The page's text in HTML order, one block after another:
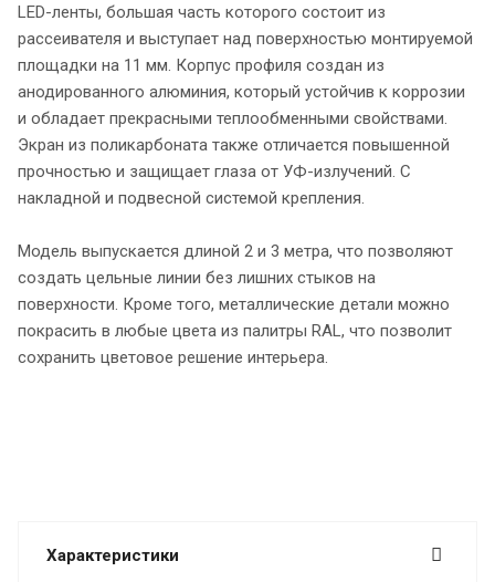
LED-ленты, большая часть которого состоит из
рассеивателя и выступает над поверхностью монтируемой
площадки на 11 мм. Корпус профиля создан из
анодированного алюминия, который устойчив к коррозии
и обладает прекрасными теплообменными свойствами.
Экран из поликарбоната также отличается повышенной
прочностью и защищает глаза от УФ-излучений. С
накладной и подвесной системой крепления.
Модель выпускается длиной 2 и 3 метра, что позволяют
создать цельные линии без лишних стыков на
поверхности. Кроме того, металлические детали можно
покрасить в любые цвета из палитры RAL, что позволит
сохранить цветовое решение интерьера.
Характеристики